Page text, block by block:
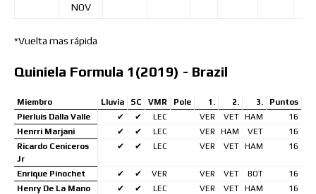
NOV
*Vuelta mas rápida
Quiniela Formula 1(2019) - Brazil
Miembro Lluvia SC VMR Pole 1. 2. 3.
Puntos
Pierluis Dalla Valle
✔ ✔ LEC VER VET HAM
16
Henrri Marjani
✔ ✔ LEC VER HAM VET
16
Ricardo Ceniceros
Jr
✔ ✔ LEC VER VET HAM 16
Enrique Pinochet ✔ ✔ VER VER VET BOT
16
Henry De La Mano
✔ ✔ LEC VER VET HAM
16